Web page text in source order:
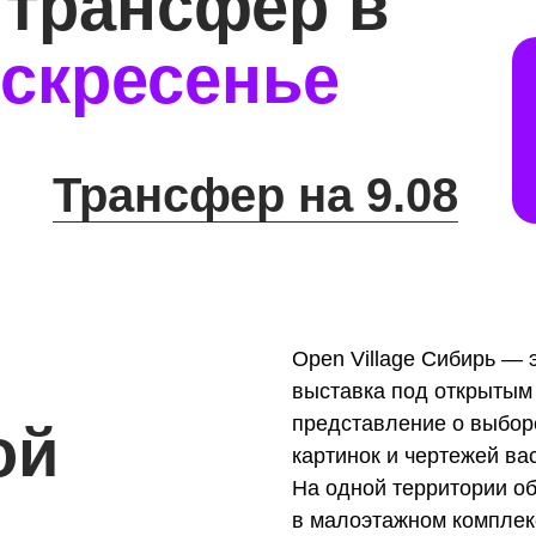
Трансфер на 9.08
Open Village Сибирь —
выставка под
представление о
картинок и чертежей
На одной территории
в малоэтажном